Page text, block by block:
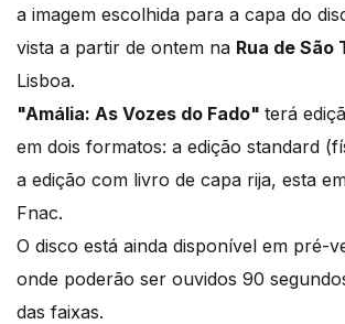
a imagem escolhida para a capa do
vista a partir de ontem na Rua de São
Lisboa.
"Amália: As Vozes do Fado" terá
em dois formatos: a edição standard
a edição com livro de capa rija, esta
Fnac.
O disco está ainda disponível em pré-
onde poderão ser ouvidos 90
das faixas.